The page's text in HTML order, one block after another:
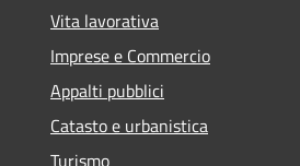
Vita lavorativa
Imprese e Commercio
Appalti pubblici
Catasto e urbanistica
Turismo